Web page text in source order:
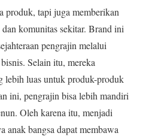
produk, tapi juga memberikan
komunitas sekitar. Brand ini
pengrajin melalui
Selain itu, mereka
lebih luas untuk produk-produk
ini, pengrajin bisa lebih mandiri
Oleh karena itu, menjadi
anak bangsa dapat membawa